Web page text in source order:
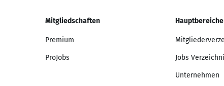
Mitgliedschaften
Premium
ProJobs
Hauptbereiche
Jobs
Unternehmen